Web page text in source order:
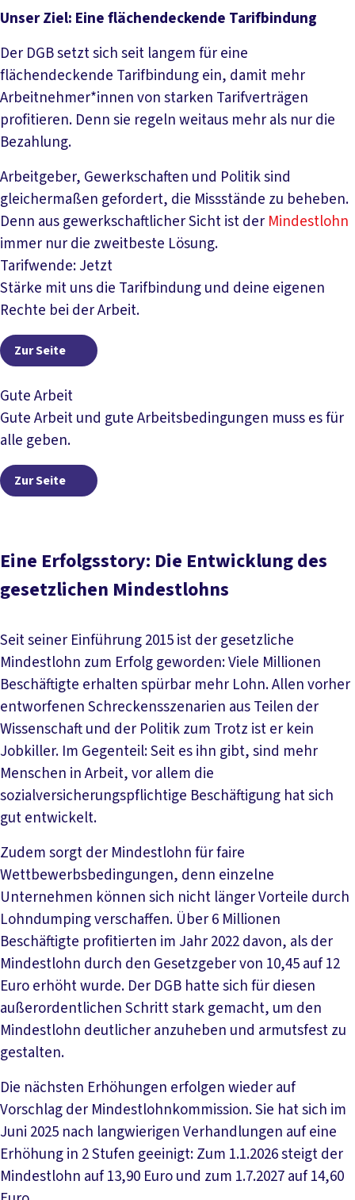
Unser Ziel: Eine flächendeckende Tarifbindung
Der DGB setzt sich seit langem für eine
flächendeckende Tarifbindung ein, damit mehr
Arbeitnehmer*innen von starken Tarifverträgen
profitieren. Denn sie regeln weitaus mehr als nur die
Bezahlung.
Arbeitgeber, Gewerkschaften und Politik sind
gleichermaßen gefordert, die Missstände zu beheben.
Denn aus gewerkschaftlicher Sicht ist der Mindestlohn
immer nur die zweitbeste Lösung.
Tarifwende: Jetzt
Stärke mit uns die Tarifbindung und deine eigenen
Rechte bei der Arbeit.
Zur Seite Zur Seite
Gute Arbeit
Gute Arbeit und gute Arbeitsbedingungen muss es für
alle geben.
Zur Seite Zur Seite
Eine Erfolgsstory: Die Entwicklung des
gesetzlichen Mindestlohns
Seit seiner Einführung 2015 ist der gesetzliche
Mindestlohn zum Erfolg geworden: Viele Millionen
Beschäftigte erhalten spürbar mehr Lohn. Allen vorher
entworfenen Schreckensszenarien aus Teilen der
Wissenschaft und der Politik zum Trotz ist er kein
Jobkiller. Im Gegenteil: Seit es ihn gibt, sind mehr
Menschen in Arbeit, vor allem die
sozialversicherungspflichtige Beschäftigung hat sich
gut entwickelt.
Zudem sorgt der Mindestlohn für faire
Wettbewerbsbedingungen, denn einzelne
Unternehmen können sich nicht länger Vorteile durch
Lohndumping verschaffen. Über 6 Millionen
Beschäftigte profitierten im Jahr 2022 davon, als der
Mindestlohn durch den Gesetzgeber von 10,45 auf 12
Euro erhöht wurde. Der DGB hatte sich für diesen
außerordentlichen Schritt stark gemacht, um den
Mindestlohn deutlicher anzuheben und armutsfest zu
gestalten.
Die nächsten Erhöhungen erfolgen wieder auf
Vorschlag der Mindestlohnkommission. Sie hat sich im
Juni 2025 nach langwierigen Verhandlungen auf eine
Erhöhung in 2 Stufen geeinigt: Zum 1.1.2026 steigt der
Mindestlohn auf 13,90 Euro und zum 1.7.2027 auf 14,60